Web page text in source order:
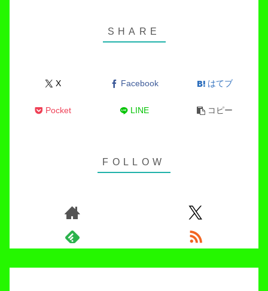
X Facebook はてブ
Pocket LINE コピー